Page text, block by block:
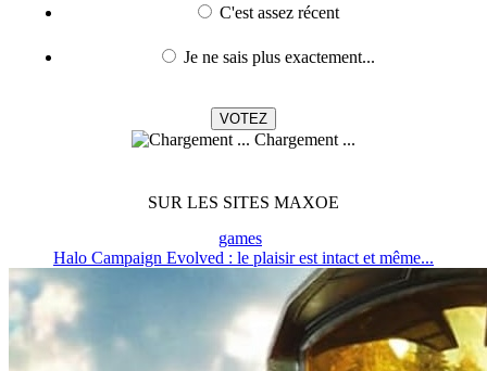
C'est assez récent
Je ne sais plus exactement...
Chargement ...
SUR LES SITES MAXOE
games
Halo Campaign Evolved : le plaisir est intact et même...